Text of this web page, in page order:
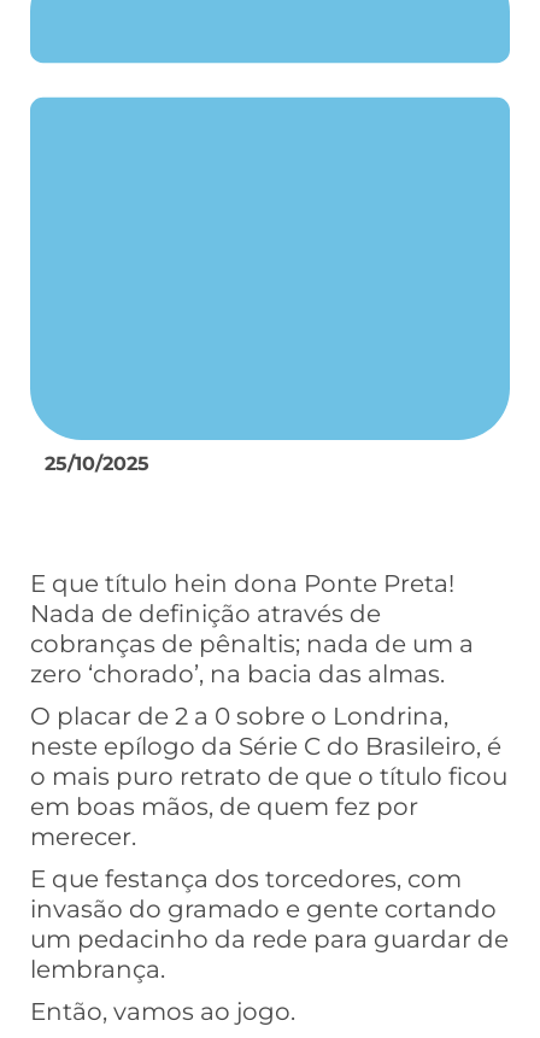
25/10/2025
E que título hein dona Ponte Preta!
Nada de definição através de
cobranças de pênaltis; nada de um a
zero ‘chorado’, na bacia das almas.
O placar de 2 a 0 sobre o Londrina,
neste epílogo da Série C do Brasileiro, é
o mais puro retrato de que o título ficou
em boas mãos, de quem fez por
merecer.
E que festança dos torcedores, com
invasão do gramado e gente cortando
um pedacinho da rede para guardar de
lembrança.
Então, vamos ao jogo.